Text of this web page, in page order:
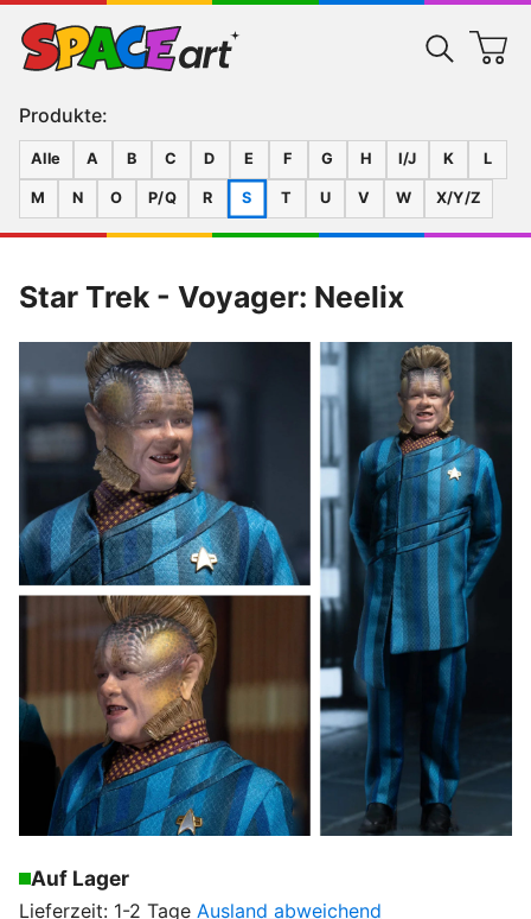
Produkte:
Alle A B C D E F G H I/J K L
M N O P/Q R S T U V W X/Y/Z
Star Trek - Voyager: Neelix
Auf Lager
Lieferzeit: 1-2 Tage Ausland abweichend